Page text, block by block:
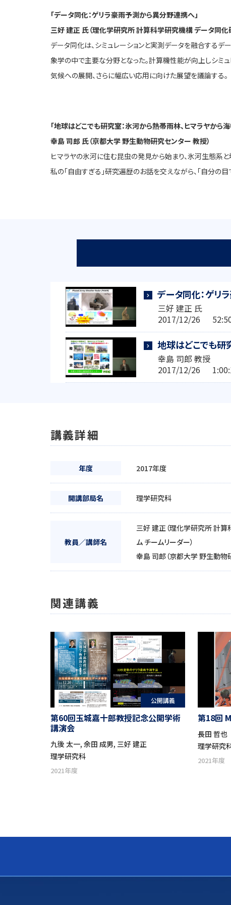
「データ同化：ゲリラ豪雨予測から異分野連携へ」
三好 建正 氏（理化学研究所 計算科学研究機構 データ同化
データ同化は、シミュレーションと実測データを融合する
象学の中で主要な分野となった。計算機性能が向上しシミ
気候への展開、さらに幅広い応用に向けた展望を議論する。
「地球はどこでも研究室：氷河から熱帯雨林、ヒマラヤから海
幸島 司郎 氏（京都大学 野生動物研究センター 教授）
ヒマラヤの氷河に住む昆虫の発見から始まり、氷河生態系と
私の「自由すぎる」研究遍歴のお話を交えながら、「自分の
データ同化：ゲリ
三好 建正 氏
2017/12/26
地球はどこでも研
幸島 司郎 教授
2017/12/26
講義詳細
年度 2017年度
開講部局名 理学研究科
教員／講師名
三好 建正（理化学研究所 計
ム チームリーダー）
幸島 司郎（京都大学 野生動物
関連講義
公開講義
第60回玉城嘉十郎教授記念公開学術
講演会
九後 太一, 余田 成男, 三好 建正
理学研究科
2021年度
第18回
長田 哲也
理学研究
2021年度